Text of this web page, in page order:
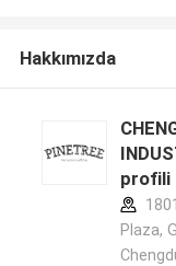
Hakkımızda
profili
Plaza,